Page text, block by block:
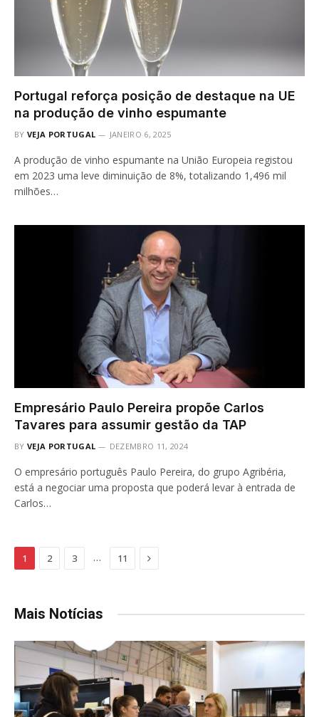
Portugal reforça posição de destaque na UE
na produção de vinho espumante
BY VEJA PORTUGAL JANEIRO 6, 2025
A produção de vinho espumante na União Europeia registou
em 2023 uma leve diminuição de 8%, totalizando 1,496 mil
milhões…
Empresário Paulo Pereira propõe Carlos
Tavares para assumir gestão da TAP
BY VEJA PORTUGAL DEZEMBRO 11, 2024
O empresário português Paulo Pereira, do grupo Agribéria,
está a negociar uma proposta que poderá levar à entrada de
Carlos…
1 2 3 … 11 Next
Mais Notícias